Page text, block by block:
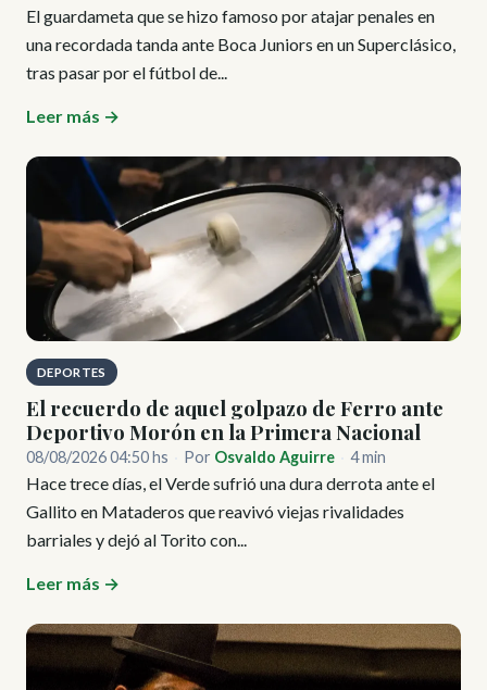
El guardameta que se hizo famoso por atajar penales en
una recordada tanda ante Boca Juniors en un Superclásico,
tras pasar por el fútbol de...
Leer más →
DEPORTES
El recuerdo de aquel golpazo de Ferro ante
Deportivo Morón en la Primera Nacional
08/08/2026 04:50 hs Por Osvaldo Aguirre 4 min
Hace trece días, el Verde sufrió una dura derrota ante el
Gallito en Mataderos que reavivó viejas rivalidades
barriales y dejó al Torito con...
Leer más →